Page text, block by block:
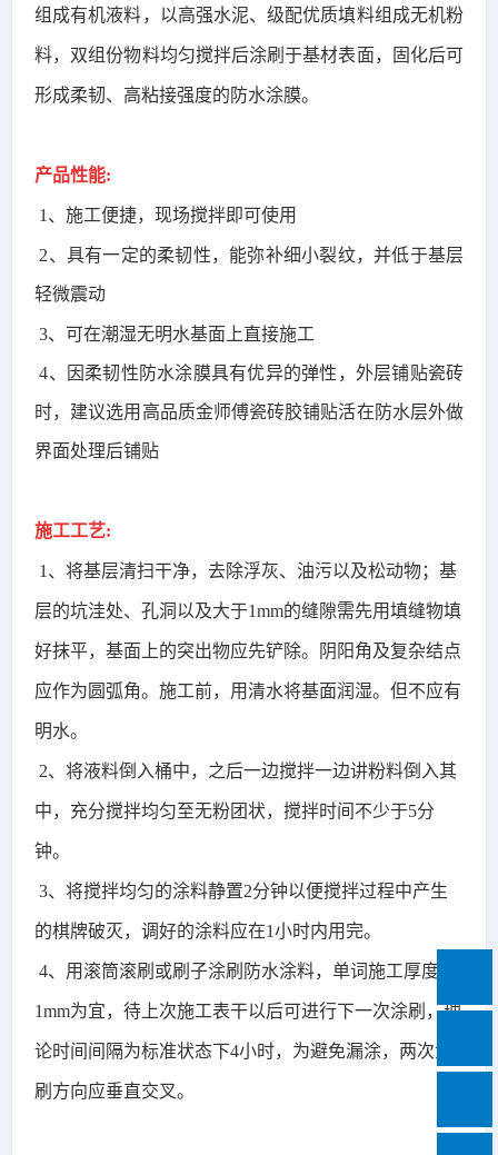
组成有机液料，以高强水泥、级配优质填料组成无机粉
料，双组份物料均匀搅拌后涂刷于基材表面，固化后可
形成柔韧、高粘接强度的防水涂膜。
产品性能:
1、 施工便捷，现场搅拌即可使用
2、 具有一定的柔韧性，能弥补细小裂纹，并低于基层
轻微震动
3、 可在潮湿无明水基面上直接施工
4、 因柔韧性防水涂膜具有优异的弹性，外层铺贴瓷砖
时，建议选用高品质金师傅瓷砖胶铺贴活在防水层外做
界面处理后铺贴
施工工艺:
1、 将基层清扫干净，去除浮灰、油污以及松动物；基
层的坑洼处、孔洞以及大于1mm的缝隙需先用填缝物填
好抹平，基面上的突出物应先铲除。阴阳角及复杂结点
应作为圆弧角。施工前，用清水将基面润湿。但不应有
明水。
2、 将液料倒入桶中，之后一边搅拌一边讲粉料倒入其
中，充分搅拌均匀至无粉团状，搅拌时间不少于5分
钟。
3、 将搅拌均匀的涂料静置2分钟以便搅拌过程中产生
的棋牌破灭，调好的涂料应在1小时内用完。
4、 用滚筒滚刷或刷子涂刷防水涂料，单词施工厚度以
1mm为宜，待上次施工表干以后可进行下一次涂刷，理
论时间间隔为标准状态下4小时，为避免漏涂，两次涂
刷方向应垂直交叉。